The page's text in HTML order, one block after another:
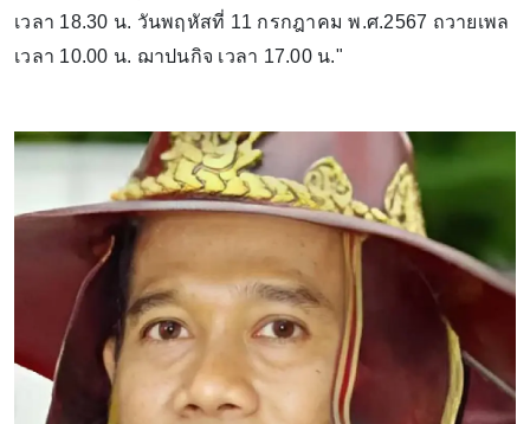
เวลา 18.30 น. วันพฤหัสที่ 11 กรกฎาคม พ.ศ.2567 ถวายเพล
เวลา 10.00 น. ฌาปนกิจ เวลา 17.00 น."